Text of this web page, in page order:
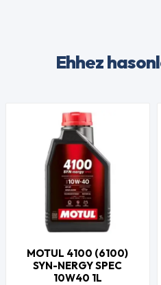
Ehhez
MOTUL 4100 (6100)
SYN-NERGY SPEC
10W40 1L